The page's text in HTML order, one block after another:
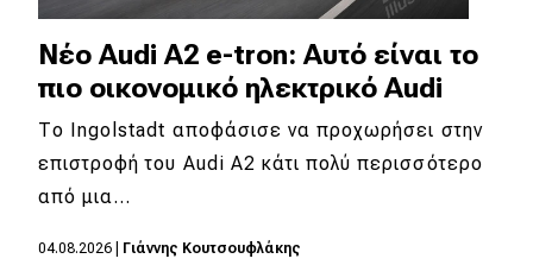
Συγκρίνουμε
Αγώνες
Formula 1
WRC
Motorsport
Νέο Audi A2 e-tron: Αυτό είναι το
πιο οικονομικό ηλεκτρικό Audi
Το Ingolstadt αποφάσισε να προχωρήσει στην
επιστροφή του Audi A2 κάτι πολύ περισσότερο
από μια…
04.08.2026 Γιάννης Κουτσουφλάκης